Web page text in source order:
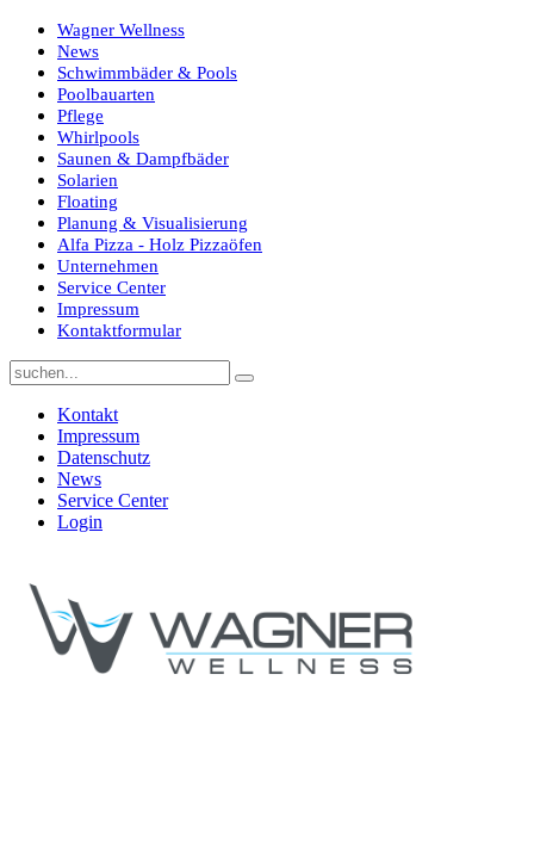
Wagner Wellness
News
Schwimmbäder & Pools
Poolbauarten
Pflege
Whirlpools
Saunen & Dampfbäder
Solarien
Floating
Planung & Visualisierung
Alfa Pizza - Holz Pizzaöfen
Unternehmen
Service Center
Impressum
Kontaktformular
Kontakt
Impressum
Datenschutz
News
Service Center
Login